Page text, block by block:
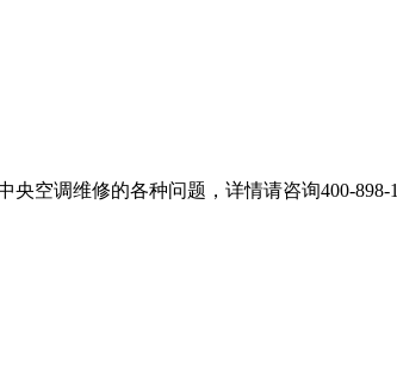
空调维修的各种问题，详情请咨询400-898-